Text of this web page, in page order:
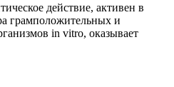
действие, активен в
грамположительных и
in vitro, оказывает